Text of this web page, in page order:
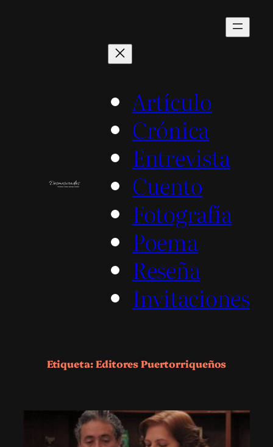
Artículo
Crónica
Entrevista
Cuento
Fotografía
Poema
Reseña
Invitaciones
Etiqueta:Editores Puertorriqueños